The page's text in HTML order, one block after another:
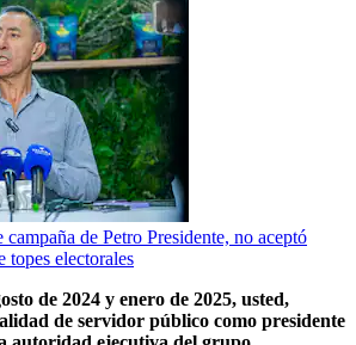
de Petro Presidente, no aceptó
topes electorales
de 2024 y enero de 2025, usted,
de servidor público como presidente